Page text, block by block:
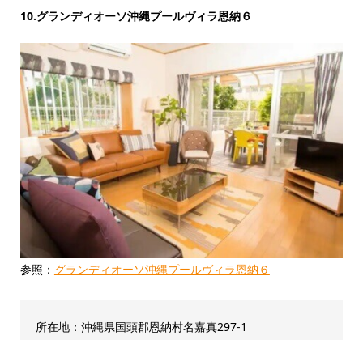
10.グランディオーソ沖縄プールヴィラ恩納６
参照： グランディオーソ沖縄プールヴィラ恩納６
所在地：沖縄県国頭郡恩納村名嘉真297-1